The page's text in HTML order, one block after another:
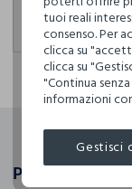
Province
tuoi reali
consenso. Per
clicca su
clicca su
"Continua
informazioni
Gestisci